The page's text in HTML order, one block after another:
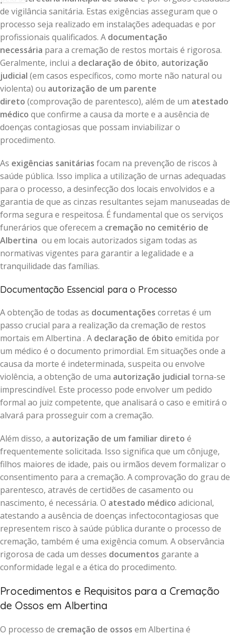
de vigilância sanitária. Estas exigências asseguram que o
processo seja realizado em instalações adequadas e por
profissionais qualificados. A documentação
necessária para a cremação de restos mortais é rigorosa.
Geralmente, inclui a declaração de óbito, autorização
judicial (em casos específicos, como morte não natural ou
violenta) ou autorização de um parente
direto (comprovação de parentesco), além de um atestado
médico que confirme a causa da morte e a ausência de
doenças contagiosas que possam inviabilizar o
procedimento.
As exigências sanitárias focam na prevenção de riscos à
saúde pública. Isso implica a utilização de urnas adequadas
para o processo, a desinfecção dos locais envolvidos e a
garantia de que as cinzas resultantes sejam manuseadas de
forma segura e respeitosa. É fundamental que os serviços
funerários que oferecem a cremação no cemitério de
Albertina ou em locais autorizados sigam todas as
normativas vigentes para garantir a legalidade e a
tranquilidade das famílias.
Documentação Essencial para o Processo
A obtenção de todas as documentações corretas é um
passo crucial para a realização da cremação de restos
mortais em Albertina . A declaração de óbito emitida por
um médico é o documento primordial. Em situações onde a
causa da morte é indeterminada, suspeita ou envolve
violência, a obtenção de uma autorização judicial torna-se
imprescindível. Este processo pode envolver um pedido
formal ao juiz competente, que analisará o caso e emitirá o
alvará para prosseguir com a cremação.
Além disso, a autorização de um familiar direto é
frequentemente solicitada. Isso significa que um cônjuge,
filhos maiores de idade, pais ou irmãos devem formalizar o
consentimento para a cremação. A comprovação do grau de
parentesco, através de certidões de casamento ou
nascimento, é necessária. O atestado médico adicional,
atestando a ausência de doenças infectocontagiosas que
representem risco à saúde pública durante o processo de
cremação, também é uma exigência comum. A observância
rigorosa de cada um desses documentos garante a
conformidade legal e a ética do procedimento.
Procedimentos e Requisitos para a Cremação
de Ossos em Albertina
O processo de cremação de ossos em Albertina é